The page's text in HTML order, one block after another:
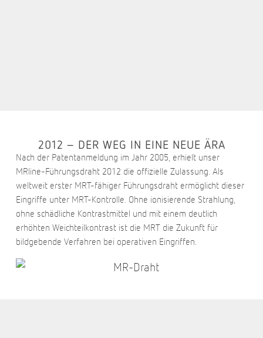
2012 – DER WEG IN EINE NEUE ÄRA
Nach der Patentanmeldung im Jahr 2005, erhielt unser
MRline-Führungsdraht 2012 die offizielle Zulassung. Als
weltweit erster MRT-fähiger Führungsdraht ermöglicht dieser
Eingriffe unter MRT-Kontrolle. Ohne ionisierende Strahlung,
ohne schädliche Kontrastmittel und mit einem deutlich
erhöhten Weichteilkontrast ist die MRT die Zukunft für
bildgebende Verfahren bei operativen Eingriffen.